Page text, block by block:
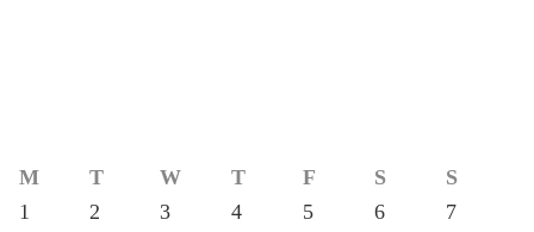
M T W T F S
S
1
2 3 4 5 6
7